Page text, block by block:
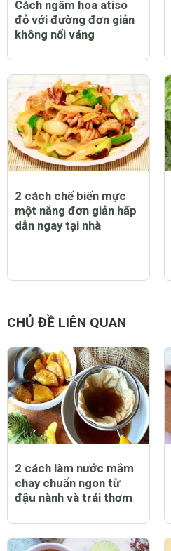
Cách ngâm hoa atiso
đỏ với đường đơn giản
không nổi váng
2 cách chế biến mực
một nắng đơn giản hấp
dẫn ngay tại nhà
CHỦ ĐỀ LIÊN QUAN
2 cách làm nước mắm
chay chuẩn ngon từ
đậu nành và trái thơm